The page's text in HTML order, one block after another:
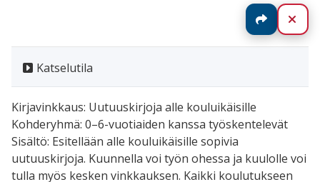
Jaa
Katselutila
Kirjavinkkaus: Uutuuskirjoja alle kouluikäisille
Kohderyhmä: 0–6-vuotiaiden kanssa työskentelevät
Sisältö: Esitellään alle kouluikäisille sopivia
uutuuskirjoja. Kuunnella voi työn ohessa ja kuulolle voi
tulla myös kesken vinkkauksen. Kaikki koulutukseen